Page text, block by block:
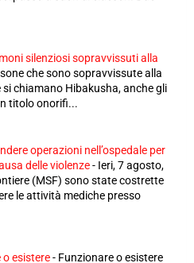
silenziosi sopravvissuti alla
che sono sopravvissute alla
chiamano Hibakusha, anche gli
titolo onorifi...
operazioni nell’ospedale per
delle violenze- Ieri, 7 agosto,
(MSF) sono state costrette
le attività mediche presso
esistere- Funzionare o esistere